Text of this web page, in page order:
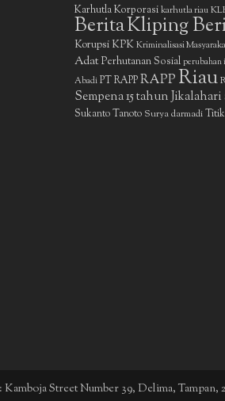
Karhutla Korporasi karhutla riau
BeritaKliping
Korupsi KPK Kriminalisasi
AdatPerhutanan Sosial
Abadi PT RAPPRAPPRiau
Sempena 15 tahun Jikalahari
Sukanto Tanoto Surya darmadiTitik
Street Number 39, Delima, Tampan,